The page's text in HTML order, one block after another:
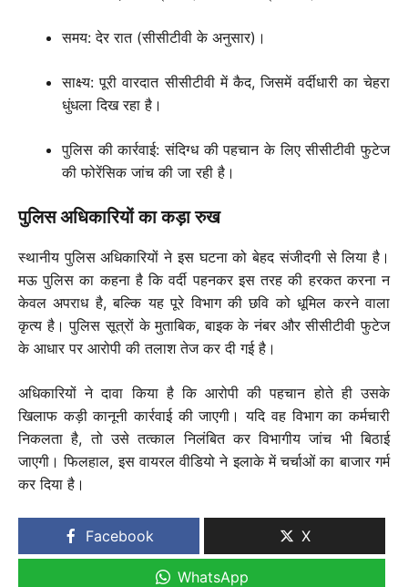
समय: देर रात (सीसीटीवी के अनुसार)।
साक्ष्य: पूरी वारदात सीसीटीवी में कैद, जिसमें वर्दीधारी का चेहरा
धुंधला दिख रहा है।
पुलिस की कार्रवाई: संदिग्ध की पहचान के लिए सीसीटीवी फुटेज
की फोरेंसिक जांच की जा रही है।
पुलिस अधिकारियों का कड़ा रुख
स्थानीय पुलिस अधिकारियों ने इस घटना को बेहद संजीदगी से लिया है।
मऊ पुलिस का कहना है कि वर्दी पहनकर इस तरह की हरकत करना न
केवल अपराध है, बल्कि यह पूरे विभाग की छवि को धूमिल करने वाला
कृत्य है। पुलिस सूत्रों के मुताबिक, बाइक के नंबर और सीसीटीवी फुटेज
के आधार पर आरोपी की तलाश तेज कर दी गई है।
अधिकारियों ने दावा किया है कि आरोपी की पहचान होते ही उसके
खिलाफ कड़ी कानूनी कार्रवाई की जाएगी। यदि वह विभाग का कर्मचारी
निकलता है, तो उसे तत्काल निलंबित कर विभागीय जांच भी बिठाई
जाएगी। फिलहाल, इस वायरल वीडियो ने इलाके में चर्चाओं का बाजार गर्म
कर दिया है।
Facebook X
WhatsApp